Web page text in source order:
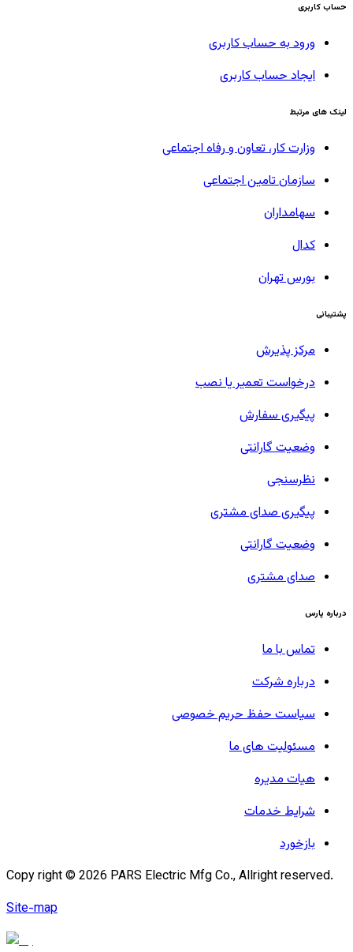
حساب کاربری
ورود به حساب کاربری
ایجاد حساب کاربری
لینک های مرتبط
وزارت کار، تعاون و رفاه اجتماعی
سازمان تامین اجتماعی
سهامداران
کدال
بورس تهران
پشتیبانی
مرکز پذیرش
درخواست تعمیر یا نصب
پیگیری سفارش
وضعیت گارانتی
نظرسنجی
پیگیری صدای مشتری
وضعیت گارانتی
صدای مشتری
درباره پارس
تماس با ما
درباره شرکت
سیاست حفظ حریم خصوصی
مسئولیت های ما
هیات مدیره
شرایط خدمات
بازخورد
Copy right © 2026 PARS Electric Mfg Co., Allright reserved.
Site-map